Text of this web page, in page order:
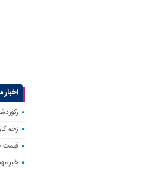
رکوردشکنی
زخم
قیمت جدید طلا و سکه
خبر